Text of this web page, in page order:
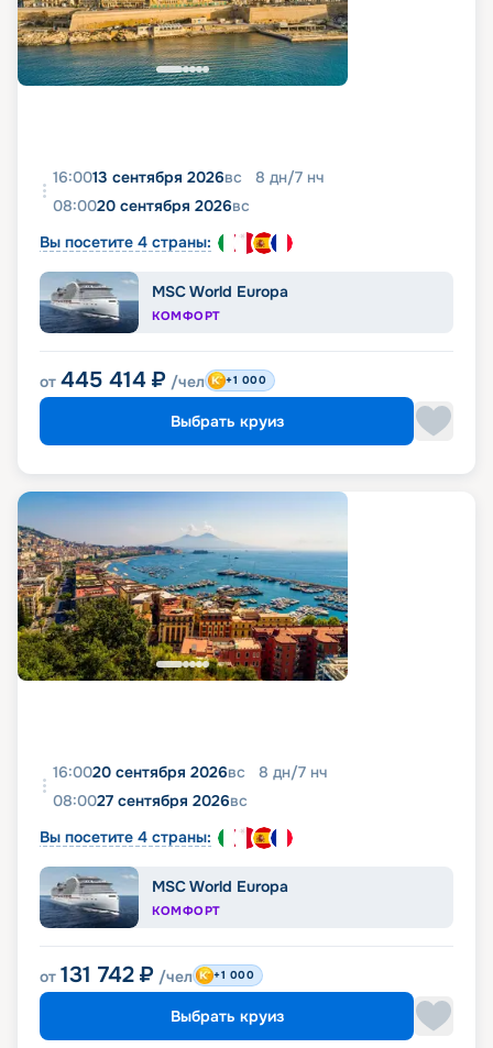
16:0013 сентября 2026вс 8 дн/7 нч
08:0020 сентября 2026вс
Вы посетите 4 страны:
MSC World Europa
КОМФОРТ
от 445 414 ₽ /чел +1 000
Выбрать круиз
16:0020 сентября 2026вс 8 дн/7 нч
08:0027 сентября 2026вс
Вы посетите 4 страны:
MSC World Europa
КОМФОРТ
от 131 742 ₽ /чел +1 000
Выбрать круиз